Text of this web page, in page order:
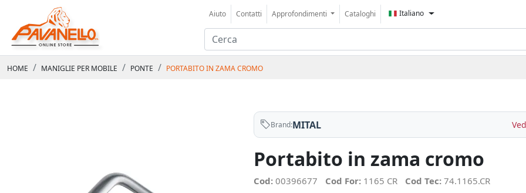
Aiuto Contatti Approfondimenti Cataloghi Italiano
HOME MANIGLIE PER MOBILE PONTE PORTABITO IN ZAMA CROMO
Brand:MITAL
Portabito in zama cromo
Cod: 00396677 Cod For: 1165 CR Cod Tec: 74.1165.CR